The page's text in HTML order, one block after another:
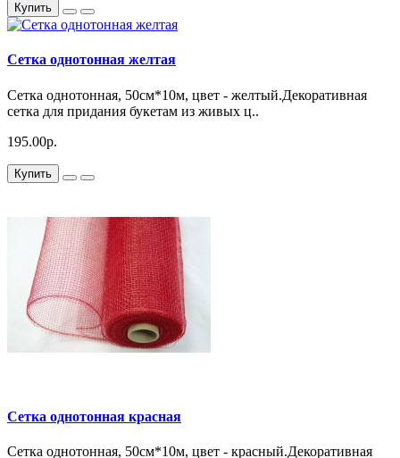
Купить
Сетка однотонная желтая
Сетка однотонная, 50см*10м, цвет - желтый.Декоративная
сетка для придания букетам из живых ц..
195.00р.
Купить
Сетка однотонная красная
Сетка однотонная, 50см*10м, цвет - красный.Декоративная